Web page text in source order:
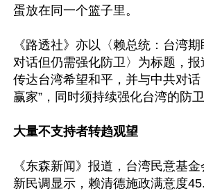
蛋放在同一个篮子里。
《路透社》亦以〈赖总统：台湾
对话但仍需强化防卫〉为标题，
传达台湾希望和平，并与中共对话
赢家”，同时须持续强化台湾的防卫
大量不支持者转趋观望
《东森新闻》报道，台湾民意基
新民调显示，赖清德施政满意度